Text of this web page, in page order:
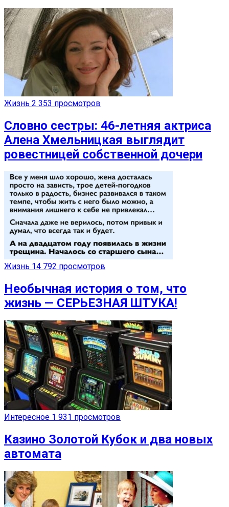
Жизнь 2 353 просмотров
Словно сестры: 46-летняя актриса
Алена Хмельницкая выглядит
ровестницей собственной дочери
Жизнь 14 792 просмотров
Необычная история о том, что
жизнь — СЕРЬЕЗНАЯ ШТУКА!
Интересное 1 931 просмотров
Казино Золотой Кубок и два новых
автомата